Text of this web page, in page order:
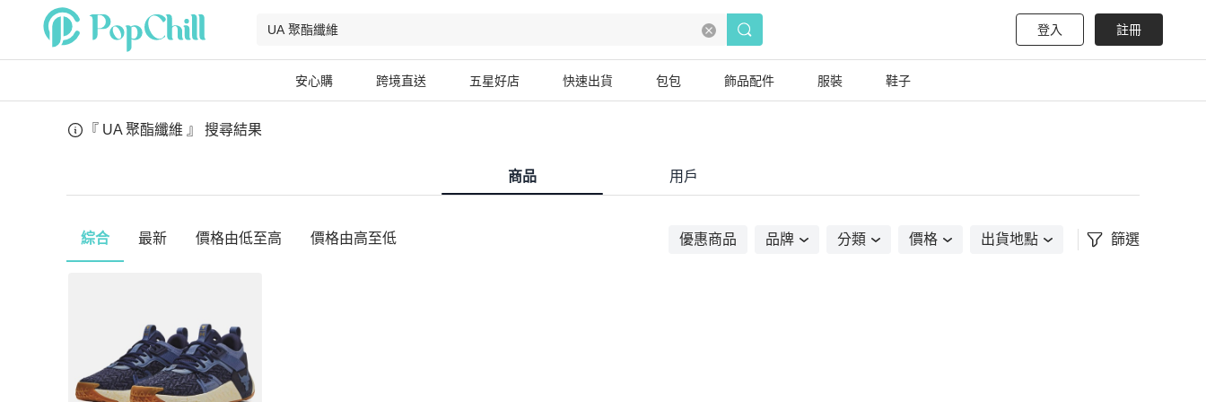
登入 註冊
安心購 跨境直送 五星好店 快速出貨 包包 飾品配件 服裝 鞋子
『 UA 聚酯纖維 』 搜尋結果
商品 用戶
綜合 最新 價格由低至高 價格由高至低 優惠商品 品牌 分類 價格 出貨地點 篩選